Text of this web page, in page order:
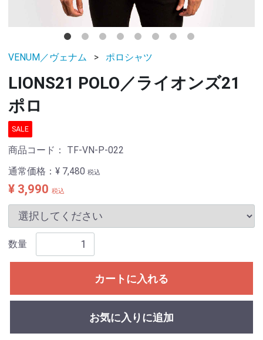
VENUM／ヴェナム ポロシャツ
LIONS21 POLO／ライオンズ21
ポロ
SALE
商品コード： TF-VN-P-022
通常価格：¥ 7,480 税込
¥ 3,990 税込
数量
カートに入れる
お気に入りに追加